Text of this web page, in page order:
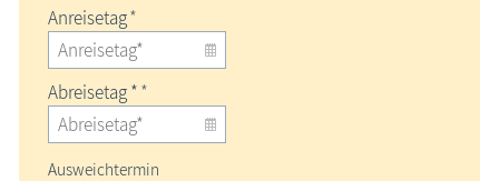
Anreisetag*
Abreisetag **
Ausweichtermin